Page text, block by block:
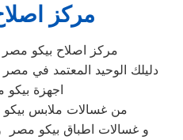
مركز
مركز اصلاح بيكو
اجهزة بيكو
من غسالات ملابس